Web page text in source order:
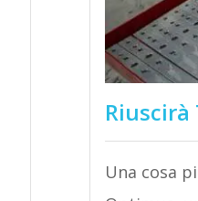
Una cosa